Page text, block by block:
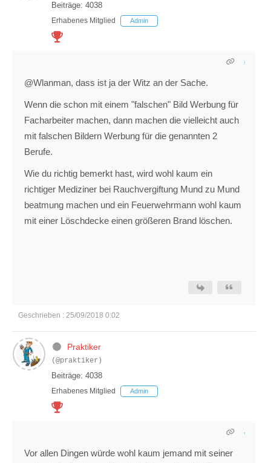
Beiträge: 4038
Erhabenes Mitglied Admin
@Wlanman, dass ist ja der Witz an der Sache.
Wenn die schon mit einem "falschen" Bild Werbung für
Facharbeiter machen, dann machen die vielleicht auch
mit falschen Bildern Werbung für die genannten 2
Berufe.
Wie du richtig bemerkt hast, wird wohl kaum ein
richtiger Mediziner bei Rauchvergiftung Mund zu Mund
beatmung machen und ein Feuerwehrmann wohl kaum
mit einer Löschdecke einen größeren Brand löschen.
Geschrieben : 25/09/2018 0:02
Praktiker
(@praktiker)
Beiträge: 4038
Erhabenes Mitglied Admin
Vor allen Dingen würde wohl kaum jemand mit seiner